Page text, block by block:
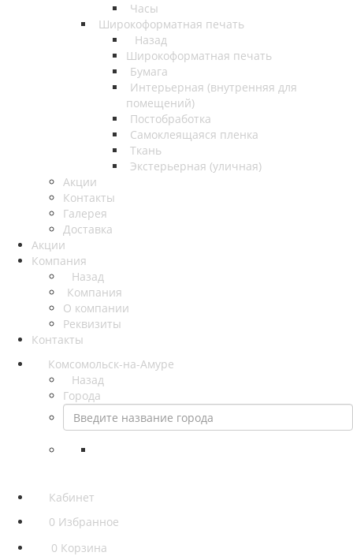
Часы
Широкоформатная печать
Назад
Широкоформатная печать
Бумага
Интерьерная (внутренняя для
помещений)
Постобработка
Самоклеящаяся пленка
Ткань
Экстерьерная (уличная)
Акции
Контакты
Галерея
Доставка
Акции
Компания
Назад
Компания
О компании
Реквизиты
Контакты
Комсомольск-на-Амуре
Назад
Города
Кабинет
0 Избранное
0 Корзина